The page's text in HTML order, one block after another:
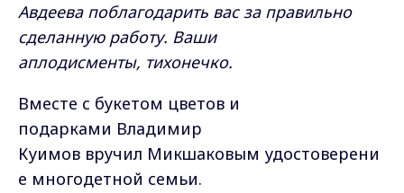
Авдеева поблагодарить вас за правильно
сделанную работу. Ваши
аплодисменты, тихонечко.
Вместе с букетом цветов и
подарками Владимир
Куимов вручил Микшаковым удостоверени
е многодетной семьи.